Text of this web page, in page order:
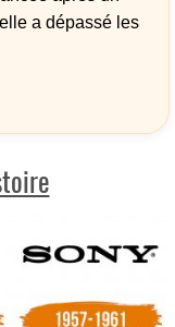
a dépassé les